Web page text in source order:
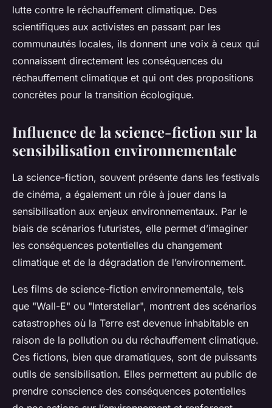
lutte contre le réchauffement climatique. Des
scientifiques aux activistes en passant par les
communautés locales, ils donnent une voix à ceux qui
connaissent directement les conséquences du
réchauffement climatique et qui ont des propositions
concrètes pour la transition écologique.
Influence de la science-fiction sur la
sensibilisation environnementale
La science-fiction, souvent présente dans les festivals
de cinéma, a également un rôle à jouer dans la
sensibilisation aux enjeux environnementaux. Par le
biais de scénarios futuristes, elle permet d’imaginer
les conséquences potentielles du changement
climatique et de la dégradation de l’environnement.
Les films de science-fiction environnementale, tels
que "Wall-E" ou "Interstellar", montrent des scénarios
catastrophes où la Terre est devenue inhabitable en
raison de la pollution ou du réchauffement climatique.
Ces fictions, bien que dramatiques, sont de puissants
outils de sensibilisation. Elles permettent au public de
prendre conscience des conséquences potentielles